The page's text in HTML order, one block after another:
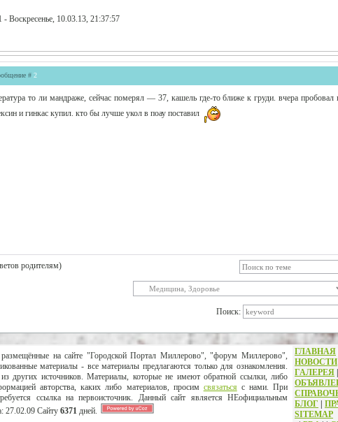
- Воскресенье, 10.03.13, 21:37:57
# 2
то ли мандраже, сейчас померял — 37, кашель где-то ближе к груди. вчера пробовал
и гинкас купил. кто бы лучше укол в поау поставил
родителям)
Поиск:
на сайте "Городской Портал Миллерово", "форум Миллерово",
материалы - все материалы предлагаются только для ознакомления.
других источников. Материалы, которые не имеют обратной ссылки, либо
авторства, каких либо материалов, просим связатьсяс нами. При
ссылка на первоисточник. Данный сайт является НЕофициальным
27.02.09 Сайту 6371 дней.
ГЛАВНАЯ
НОВОСТИ
ГАЛЕРЕЯ
БЛОГ
SITEMAP